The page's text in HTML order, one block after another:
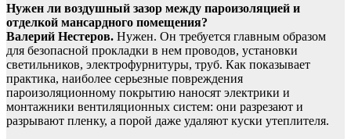
Нужен ли воздушный зазор между пароизоляцией и
отделкой мансардного помещения?
Валерий Нестеров. Нужен. Он требуется главным образом
для безопасной прокладки в нем проводов, установки
светильников, электрофурнитуры, труб. Как показывает
практика, наиболее серьезные повреждения
пароизоляционному покрытию наносят электрики и
монтажники вентиляционных систем: они разрезают и
разрывают пленку, а порой даже удаляют куски утеплителя.